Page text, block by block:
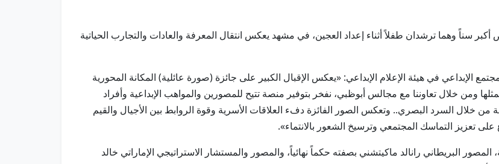
سناً وهما ترشدان طفلاً أثناء إعداد العجين، في مشهد يعكس انتقال المعرفة والعادات والتجارب الحياتية
الإبداعي في هيئة الإعلام الإبداعي: «يعكس الإقبال الكبير على جائزة (صورة عائلية) المكانة المحورية
ومن خلال تعاوننا مع مجالس أبوظبي، نفخر بتوفير منصة تتيح للمصورين والمواهب الإبداعية وأفراد
خلال السرد البصري.. وتعكس الصور الفائزة دفء العلاقات الأسرية وقوة الروابط بين الأجيال والقيم
تعزيز التماسك المجتمعي وترسيخ الشعور بالانتماء».
البريطاني رانالد ماكيتشني بصفته حكماً نهائياً، والمصور والمستشار الاستراتيجي الإماراتي خالد